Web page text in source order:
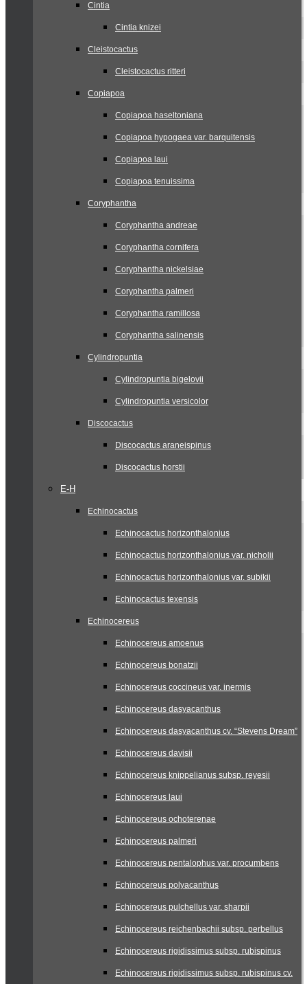
Cintia
Cintia knizei
Cleistocactus
Cleistocactus ritteri
Copiapoa
Copiapoa haseltoniana
Copiapoa hypogaea var. barquitensis
Copiapoa laui
Copiapoa tenuissima
Coryphantha
Coryphantha andreae
Coryphantha cornifera
Coryphantha nickelsiae
Coryphantha palmeri
Coryphantha ramillosa
Coryphantha salinensis
Cylindropuntia
Cylindropuntia bigelovii
Cylindropuntia versicolor
Discocactus
Discocactus araneispinus
Discocactus horstii
E-H
Echinocactus
Echinocactus horizonthalonius
Echinocactus horizonthalonius var. nicholii
Echinocactus horizonthalonius var. subikii
Echinocactus texensis
Echinocereus
Echinocereus amoenus
Echinocereus bonatzii
Echinocereus coccineus var. inermis
Echinocereus dasyacanthus
Echinocereus dasyacanthus cv. “Stevens Dream”
Echinocereus davisii
Echinocereus knippelianus subsp. reyesii
Echinocereus laui
Echinocereus ochoterenae
Echinocereus palmeri
Echinocereus pentalophus var. procumbens
Echinocereus polyacanthus
Echinocereus pulchellus var. sharpii
Echinocereus reichenbachii subsp. perbellus
Echinocereus rigidissimus subsp. rubispinus
Echinocereus rigidissimus subsp. rubispinus cv.